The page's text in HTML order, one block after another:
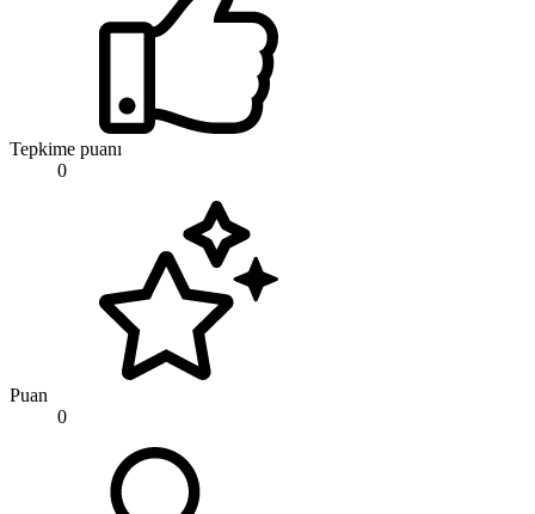
Tepkime puanı
0
Puan
0